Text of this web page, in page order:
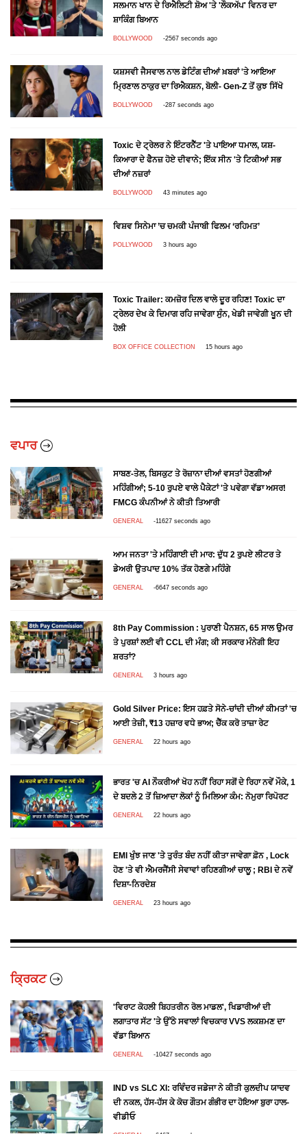
ਸਲਮਾਨ ਖਾਨ ਦੇ ਰਿਐਲਿਟੀ ਸ਼ੋਅ 'ਤੇ 'ਲੌਕਅੱਪ' ਵਿਨਰ ਦਾ
ਸ਼ਾਕਿੰਗ ਬਿਆਨ
BOLLYWOOD -2567 seconds ago
ਯਸ਼ਸਵੀ ਜੈਸਵਾਲ ਨਾਲ ਡੇਟਿੰਗ ਦੀਆਂ ਖ਼ਬਰਾਂ 'ਤੇ ਆਇਆ
ਮ੍ਰਿਣਾਲ ਠਾਕੁਰ ਦਾ ਰਿਐਕਸ਼ਨ, ਬੋਲੀ- Gen-Z ਤੋਂ ਕੁਝ ਸਿੱਖੋ
BOLLYWOOD -287 seconds ago
Toxic ਦੇ ਟ੍ਰੇਲਰ ਨੇ ਇੰਟਰਨੈੱਟ 'ਤੇ ਪਾਇਆ ਧਮਾਲ, ਯਸ਼-
ਕਿਆਰਾ ਦੇ ਫੈਨਜ਼ ਹੋਏ ਦੀਵਾਨੇ; ਇੱਕ ਸੀਨ 'ਤੇ ਟਿਕੀਆਂ ਸਭ
ਦੀਆਂ ਨਜ਼ਰਾਂ
BOLLYWOOD 43 minutes ago
ਵਿਸ਼ਵ ਸਿਨੇਮਾ ’ਚ ਚਮਕੀ ਪੰਜਾਬੀ ਫਿਲਮ ‘ਰਹਿਮਤ’
POLLYWOOD 3 hours ago
Toxic Trailer: ਕਮਜ਼ੋਰ ਦਿਲ ਵਾਲੇ ਦੂਰ ਰਹਿਣ! Toxic ਦਾ
ਟ੍ਰੇਲਰ ਦੇਖ ਕੇ ਦਿਮਾਗ ਰਹਿ ਜਾਵੇਗਾ ਸੁੰਨ, ਖੇਡੀ ਜਾਵੇਗੀ ਖੂਨ ਦੀ
ਹੋਲੀ
BOX OFFICE COLLECTION 15 hours ago
ਵਪਾਰ
ਸਾਬਣ-ਤੇਲ, ਬਿਸਕੁਟ ਤੇ ਰੋਜ਼ਾਨਾ ਦੀਆਂ ਵਸਤਾਂ ਹੋਣਗੀਆਂ
ਮਹਿੰਗੀਆਂ; 5-10 ਰੁਪਏ ਵਾਲੇ ਪੈਕੇਟਾਂ 'ਤੇ ਪਵੇਗਾ ਵੱਡਾ ਅਸਰ!
FMCG ਕੰਪਨੀਆਂ ਨੇ ਕੀਤੀ ਤਿਆਰੀ
GENERAL -11627 seconds ago
ਆਮ ਜਨਤਾ 'ਤੇ ਮਹਿੰਗਾਈ ਦੀ ਮਾਰ: ਦੁੱਧ 2 ਰੁਪਏ ਲੀਟਰ ਤੇ
ਡੇਅਰੀ ਉਤਪਾਦ 10% ਤੱਕ ਹੋਣਗੇ ਮਹਿੰਗੇ
GENERAL -6647 seconds ago
8th Pay Commission : ਪੁਰਾਣੀ ਪੈਨਸ਼ਨ, 65 ਸਾਲ ਉਮਰ
ਤੇ ਪੁਰਸ਼ਾਂ ਲਈ ਵੀ CCL ਦੀ ਮੰਗ; ਕੀ ਸਰਕਾਰ ਮੰਨੇਗੀ ਇਹ
ਸ਼ਰਤਾਂ?
GENERAL 3 hours ago
Gold Silver Price: ਇਸ ਹਫ਼ਤੇ ਸੋਨੇ-ਚਾਂਦੀ ਦੀਆਂ ਕੀਮਤਾਂ 'ਚ
ਆਈ ਤੇਜ਼ੀ, ₹13 ਹਜ਼ਾਰ ਵਧੇ ਭਾਅ; ਚੈੱਕ ਕਰੋ ਤਾਜ਼ਾ ਰੇਟ
GENERAL 22 hours ago
ਭਾਰਤ 'ਚ AI ਨੌਕਰੀਆਂ ਖੋਹ ਨਹੀਂ ਰਿਹਾ ਸਗੋਂ ਦੇ ਰਿਹਾ ਨਵੇਂ ਮੌਕੇ, 1
ਦੇ ਬਦਲੇ 2 ਤੋਂ ਜ਼ਿਆਦਾ ਲੋਕਾਂ ਨੂੰ ਮਿਲਿਆ ਕੰਮ: ਨੋਮੁਰਾ ਰਿਪੋਰਟ
GENERAL 22 hours ago
EMI ਖੁੰਝ ਜਾਣ 'ਤੇ ਤੁਰੰਤ ਬੰਦ ਨਹੀਂ ਕੀਤਾ ਜਾਵੇਗਾ ਫ਼ੋਨ , Lock
ਹੋਣ 'ਤੇ ਵੀ ਐਮਰਜੈਂਸੀ ਸੇਵਾਵਾਂ ਰਹਿਣਗੀਆਂ ਚਾਲੂ ; RBI ਦੇ ਨਵੇਂ
ਦਿਸ਼ਾ-ਨਿਰਦੇਸ਼
GENERAL 23 hours ago
ਕ੍ਰਿਕਟ
'ਵਿਰਾਟ ਕੋਹਲੀ ਬਿਹਤਰੀਨ ਰੋਲ ਮਾਡਲ', ਖਿਡਾਰੀਆਂ ਦੀ
ਲਗਾਤਾਰ ਸੱਟ 'ਤੇ ਉੱਠੇ ਸਵਾਲਾਂ ਵਿਚਕਾਰ VVS ਲਕਸ਼ਮਣ ਦਾ
ਵੱਡਾ ਬਿਆਨ
GENERAL -10427 seconds ago
IND vs SLC XI: ਰਵਿੰਦਰ ਜਡੇਜਾ ਨੇ ਕੀਤੀ ਕੁਲਦੀਪ ਯਾਦਵ
ਦੀ ਨਕਲ, ਹੱਸ-ਹੱਸ ਕੇ ਕੋਚ ਗੌਤਮ ਗੰਭੀਰ ਦਾ ਹੋਇਆ ਬੁਰਾ ਹਾਲ-
ਵੀਡੀਓ